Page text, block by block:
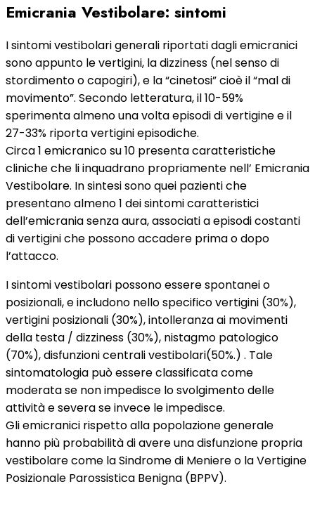
Emicrania Vestibolare: sintomi
I sintomi vestibolari generali riportati dagli emicranici
sono appunto le vertigini, la dizziness (nel senso di
stordimento o capogiri), e la “cinetosi” cioè il “mal di
movimento”. Secondo letteratura, il 10-59%
sperimenta almeno una volta episodi di vertigine e il
27-33% riporta vertigini episodiche.
Circa 1 emicranico su 10 presenta caratteristiche
cliniche che li inquadrano propriamente nell’ Emicrania
Vestibolare. In sintesi sono quei pazienti che
presentano almeno 1 dei sintomi caratteristici
dell’emicrania senza aura, associati a episodi costanti
di vertigini che possono accadere prima o dopo
l’attacco.
I sintomi vestibolari possono essere spontanei o
posizionali, e includono nello specifico vertigini (30%),
vertigini posizionali (30%), intolleranza ai movimenti
della testa / dizziness (30%), nistagmo patologico
(70%), disfunzioni centrali vestibolari(50%.) . Tale
sintomatologia può essere classificata come
moderata se non impedisce lo svolgimento delle
attività e severa se invece le impedisce.
Gli emicranici rispetto alla popolazione generale
hanno più probabilità di avere una disfunzione propria
vestibolare come la Sindrome di Meniere o la Vertigine
Posizionale Parossistica Benigna (BPPV).